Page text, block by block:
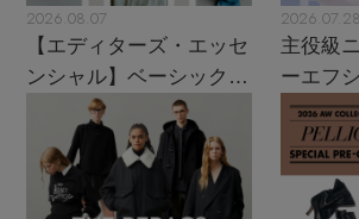
2026.08.07
【エディターズ・エッセ
ンシャル】ベーシックと
トレンドが交差する16の
2026.07.28
主役級
ーエフ
UPがス